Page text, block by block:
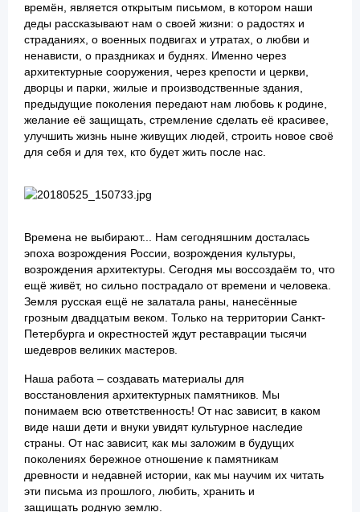
времён, является открытым письмом, в котором наши
деды рассказывают нам о своей жизни: о радостях и
страданиях, о военных подвигах и утратах, о любви и
ненависти, о праздниках и буднях. Именно через
архитектурные сооружения, через крепости и церкви,
дворцы и парки, жилые и производственные здания,
предыдущие поколения передают нам любовь к родине,
желание её защищать, стремление сделать её красивее,
улучшить жизнь ныне живущих людей, строить новое своё
для себя и для тех, кто будет жить после нас.
Времена не выбирают... Нам сегодняшним досталась
эпоха возрождения России, возрождения культуры,
возрождения архитектуры. Сегодня мы воссоздаём то, что
ещё живёт, но сильно пострадало от времени и человека.
Земля русская ещё не залатала раны, нанесённые
грозным двадцатым веком. Только на территории Санкт-
Петербурга и окрестностей ждут реставрации тысячи
шедевров великих мастеров.
Наша работа – создавать материалы для
восстановления архитектурных памятников. Мы
понимаем всю ответственность! От нас зависит, в каком
виде наши дети и внуки увидят культурное наследие
страны. От нас зависит, как мы заложим в будущих
поколениях бережное отношение к памятникам
древности и недавней истории, как мы научим их читать
эти письма из прошлого, любить, хранить и
защищать родную землю.